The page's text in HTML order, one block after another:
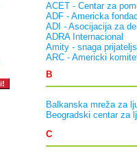
ACET - Centar za
ADF - Americka
ADI - Asocijacija za
ADRA Internacional
Amity - snaga
ARC - Americki
B
Balkanska mreža za
Beogradski centar za
C